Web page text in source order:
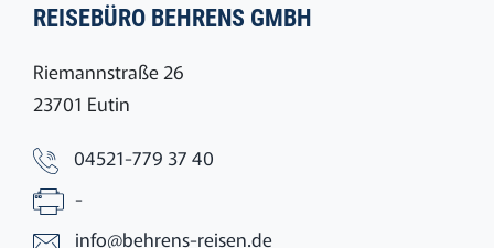
REISEBÜRO BEHRENS GMBH
Riemannstraße 26
23701 Eutin
04521-779 37 40
-
info@behrens-reisen.de